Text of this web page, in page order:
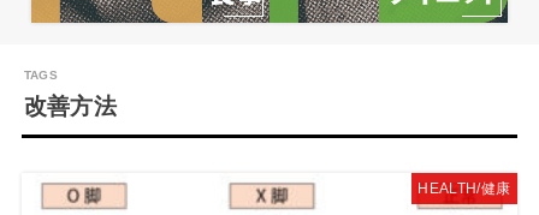
改善方法
HEALTH/健康